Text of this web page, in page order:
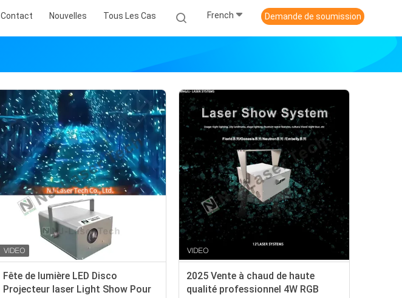
Contact Nouvelles Tous Les Cas French Demande de soumission
Fête de lumière LED Disco
Projecteur laser Light Show Pour
2025 Vente à chaud de haute
qualité professionnel 4W RGB